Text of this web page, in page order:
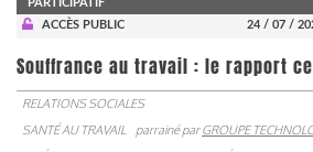
PARTICIPATIF
ACCÈS PUBLIC
24 / 07 /
Souffrance au travail : le rapport
RELATIONS SOCIALES
SANTÉ AU TRAVAIL
parrainé parGROUPE